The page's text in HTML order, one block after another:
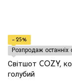
−25%
Розпродаж останніх
Світшот COZY,
голубий